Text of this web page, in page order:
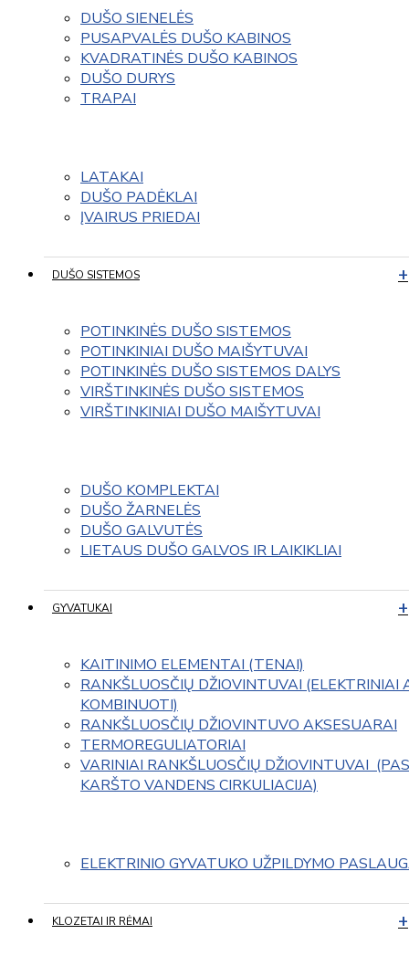
DUŠO SIENELĖS
PUSAPVALĖS DUŠO KABINOS
KVADRATINĖS DUŠO KABINOS
DUŠO DURYS
TRAPAI
LATAKAI
DUŠO PADĖKLAI
ĮVAIRUS PRIEDAI
DUŠO SISTEMOS
POTINKINĖS DUŠO SISTEMOS
POTINKINIAI DUŠO MAIŠYTUVAI
POTINKINĖS DUŠO SISTEMOS DALYS
VIRŠTINKINĖS DUŠO SISTEMOS
VIRŠTINKINIAI DUŠO MAIŠYTUVAI
DUŠO KOMPLEKTAI
DUŠO ŽARNELĖS
DUŠO GALVUTĖS
LIETAUS DUŠO GALVOS IR LAIKIKLIAI
GYVATUKAI
KAITINIMO ELEMENTAI (TENAI)
RANKŠLUOSČIŲ DŽIOVINTUVAI (ELEKTRINIAI
KOMBINUOTI)
RANKŠLUOSČIŲ DŽIOVINTUVO AKSESUARAI
TERMOREGULIATORIAI
VARINIAI RANKŠLUOSČIŲ DŽIOVINTUVAI
KARŠTO VANDENS CIRKULIACIJA)
ELEKTRINIO GYVATUKO UŽPILDYMO
KLOZETAI IR RĖMAI